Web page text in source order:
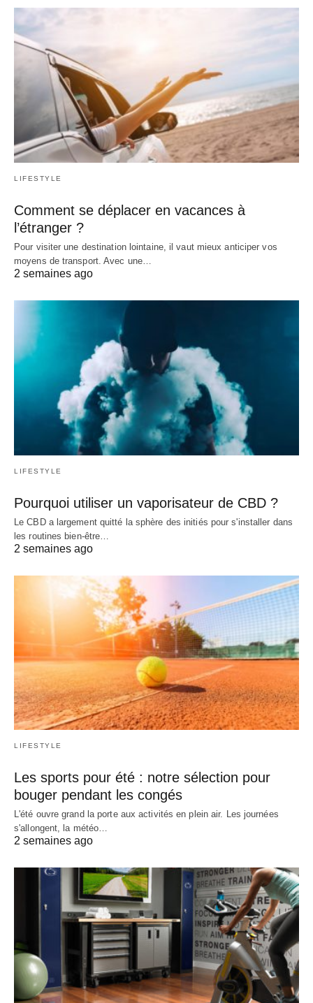
LIFESTYLE
Comment se déplacer en vacances à
l’étranger ?
Pour visiter une destination lointaine, il vaut mieux anticiper vos
moyens de transport. Avec une…
2 semaines ago
LIFESTYLE
Pourquoi utiliser un vaporisateur de CBD ?
Le CBD a largement quitté la sphère des initiés pour s'installer dans
les routines bien-être…
2 semaines ago
LIFESTYLE
Les sports pour été : notre sélection pour
bouger pendant les congés
L'été ouvre grand la porte aux activités en plein air. Les journées
s'allongent, la météo…
2 semaines ago